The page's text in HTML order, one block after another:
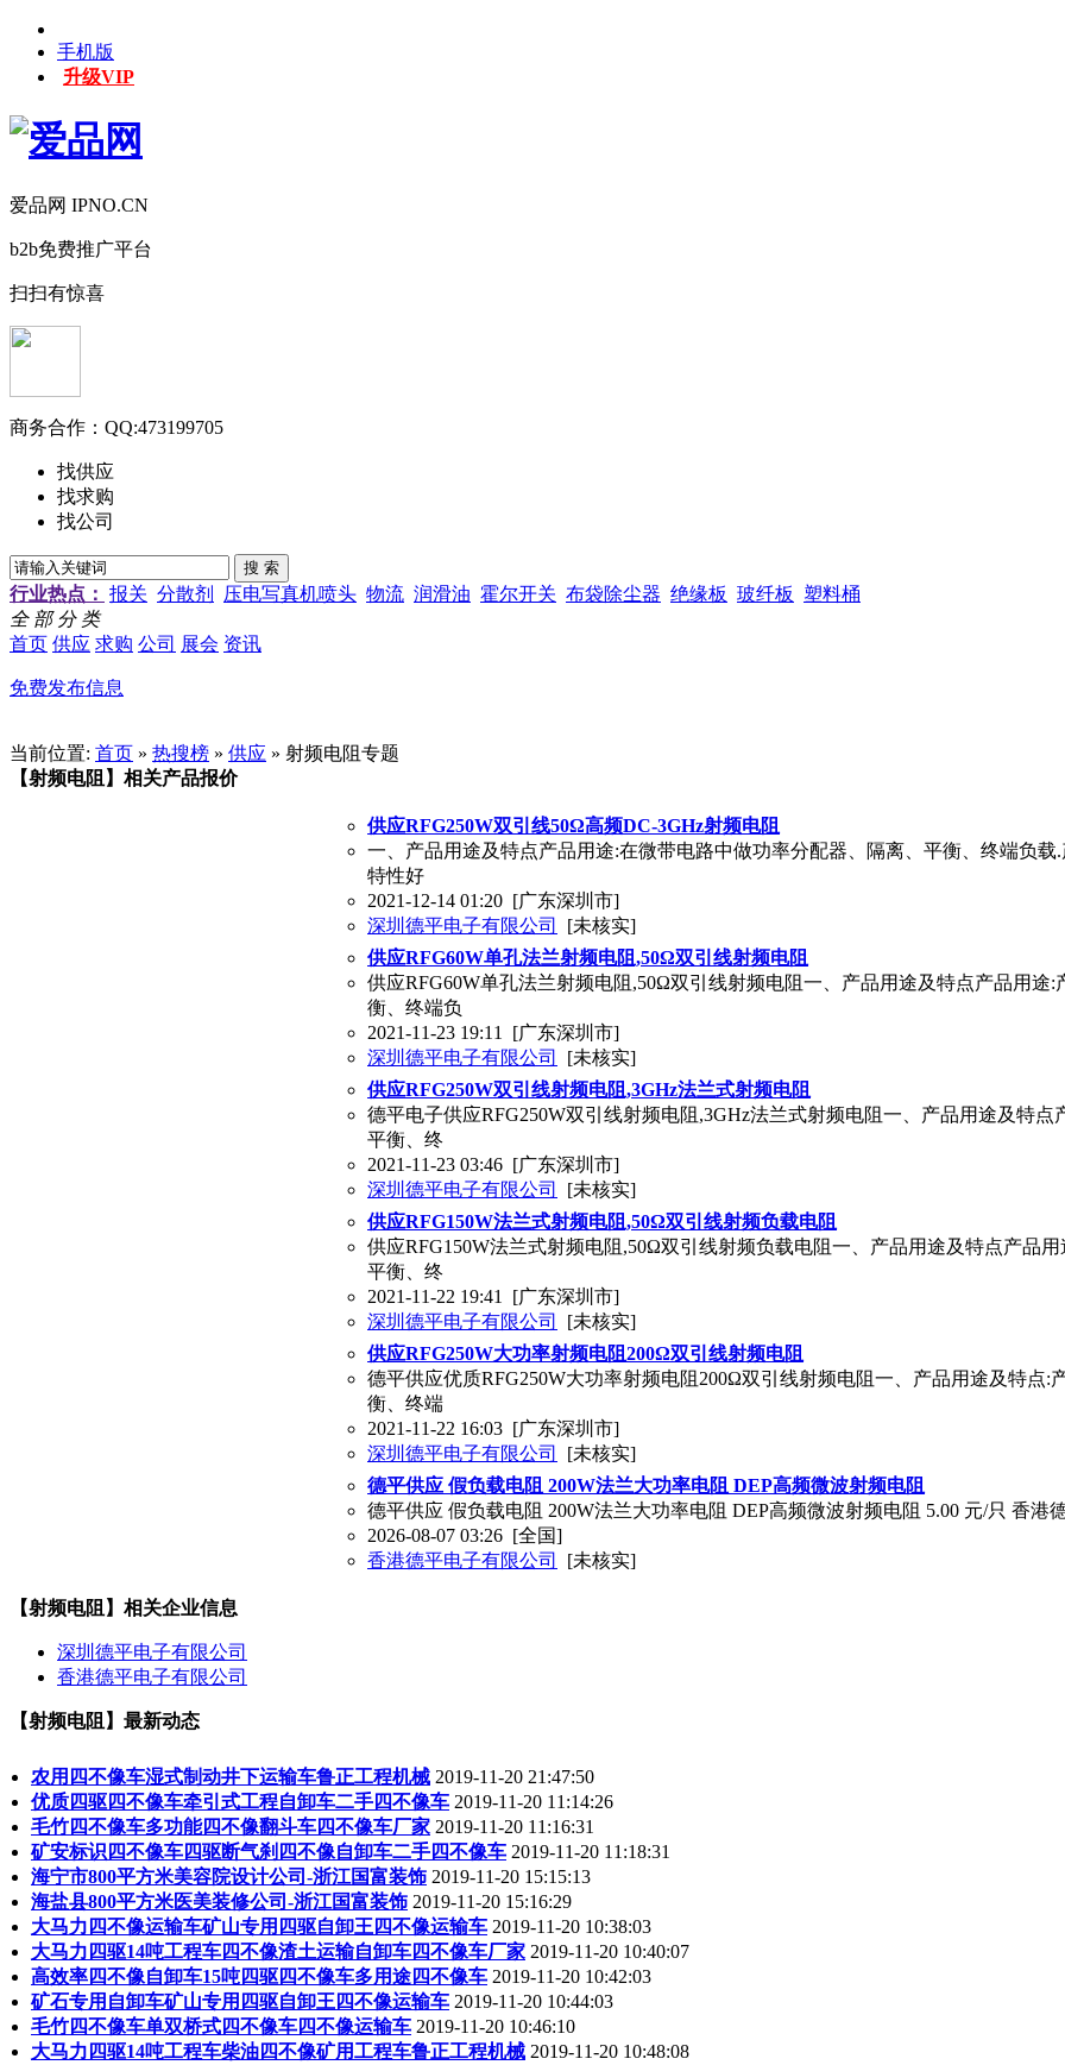
手机版
升级VIP
爱品网 IPNO.CN
b2b免费推广平台
扫扫有惊喜
商务合作： QQ:473199705
找供应
找求购
找公司
行业热点： 报关 分散剂 压电写真机喷头 物流 润滑油 霍尔开关 布袋除尘器 绝缘板 玻纤板
塑料桶
全 部 分 类
首页 供应 求购 公司 展会 资讯
免费发布信息
当前位置: 首页 » 热搜榜 » 供应 » 射频电阻专题
【射频电阻】相关产品报价
供应RFG250W双引线50Ω高频DC-3GHz射频电阻
一、产品用途及特点产品用途:在微带电路中做功率分配器、隔离、平衡、终端负
特性好
2021-12-14 01:20 [广东深圳市]
深圳德平电子有限公司
[未核实]
供应RFG60W单孔法兰射频电阻,50Ω双引线射频电阻
供应RFG60W单孔法兰射频电阻,50Ω双引线射频电阻一、产品用途及特点产品用途
衡、终端负
2021-11-23 19:11 [广东深圳市]
深圳德平电子有限公司
[未核实]
供应RFG250W双引线射频电阻,3GHz法兰式射频电阻
德平电子供应RFG250W双引线射频电阻,3GHz法兰式射频电阻一、产品用途及特
平衡、终
2021-11-23 03:46 [广东深圳市]
深圳德平电子有限公司
[未核实]
供应RFG150W法兰式射频电阻,50Ω双引线射频负载电阻
供应RFG150W法兰式射频电阻,50Ω双引线射频负载电阻一、产品用途及特点产品
平衡、终
2021-11-22 19:41 [广东深圳市]
深圳德平电子有限公司
[未核实]
供应RFG250W大功率射频电阻200Ω双引线射频电阻
德平供应优质RFG250W大功率射频电阻200Ω双引线射频电阻一、产品用途及特点:
衡、终端
2021-11-22 16:03 [广东深圳市]
深圳德平电子有限公司
[未核实]
德平供应 假负载电阻 200W法兰大功率电阻 DEP高频微波射频电阻
德平供应 假负载电阻 200W法兰大功率电阻 DEP高频微波射频电阻 5.00 元/只 香港
2026-08-07 03:26 [全国]
香港德平电子有限公司
[未核实]
【射频电阻】相关企业信息
深圳德平电子有限公司
香港德平电子有限公司
【射频电阻】最新动态
农用四不像车湿式制动井下运输车鲁正工程机械 2019-11-20 21:47:50
优质四驱四不像车牵引式工程自卸车二手四不像车 2019-11-20 11:14:26
毛竹四不像车多功能四不像翻斗车四不像车厂家 2019-11-20 11:16:31
矿安标识四不像车四驱断气刹四不像自卸车二手四不像车 2019-11-20 11:18:31
海宁市800平方米美容院设计公司-浙江国富装饰 2019-11-20 15:15:13
海盐县800平方米医美装修公司-浙江国富装饰 2019-11-20 15:16:29
大马力四不像运输车矿山专用四驱自卸王四不像运输车 2019-11-20 10:38:03
大马力四驱14吨工程车四不像渣土运输自卸车四不像车厂家 2019-11-20 10:40:07
高效率四不像自卸车15吨四驱四不像车多用途四不像车 2019-11-20 10:42:03
矿石专用自卸车矿山专用四驱自卸王四不像运输车 2019-11-20 10:44:03
毛竹四不像车单双桥式四不像车四不像运输车 2019-11-20 10:46:10
大马力四驱14吨工程车柴油四不像矿用工程车鲁正工程机械 2019-11-20 10:48:08